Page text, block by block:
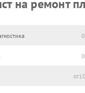
на ремонт
0
0